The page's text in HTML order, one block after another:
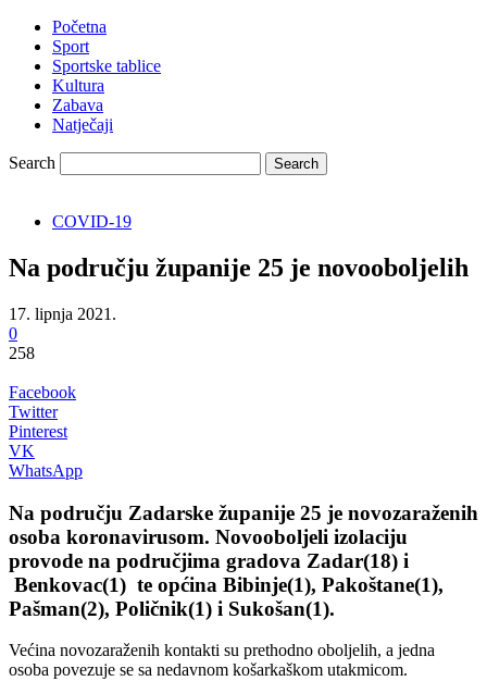
Početna
Sport
Sportske tablice
Kultura
Zabava
Natječaji
Search
COVID-19
Na području županije 25 je novooboljelih
17. lipnja 2021.
0
258
Facebook
Twitter
Pinterest
VK
WhatsApp
Na području Zadarske županije 25 je novozaraženih
osoba koronavirusom. Novooboljeli izolaciju
provode na područjima gradova Zadar(18) i
Benkovac(1) te općina Bibinje(1), Pakoštane(1),
Pašman(2), Poličnik(1) i Sukošan(1).
Većina novozaraženih kontakti su prethodno oboljelih, a jedna
osoba povezuje se sa nedavnom košarkaškom utakmicom.